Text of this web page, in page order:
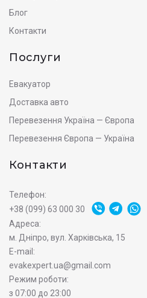
Блог
Контакти
Послуги
Евакуатор
Доставка авто
Перевезення Україна — Європа
Перевезення Європа — Україна
Контакти
Телефон:
+38 (099) 63 000 30
Адреса:
м. Дніпро, вул. Харківська, 15
E-mail:
evakexpert.ua@gmail.com
Режим роботи:
з 07:00 до 23:00